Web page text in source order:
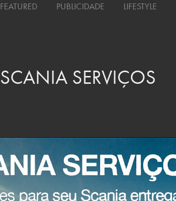
FEATURED PUBLICIDADE LIFESTYLE
SCANIA SERVIÇOS